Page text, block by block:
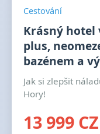
Cestování
Krásný hotel
plus,
bazénem a
Jak si zlepšit
Hory!
13 999